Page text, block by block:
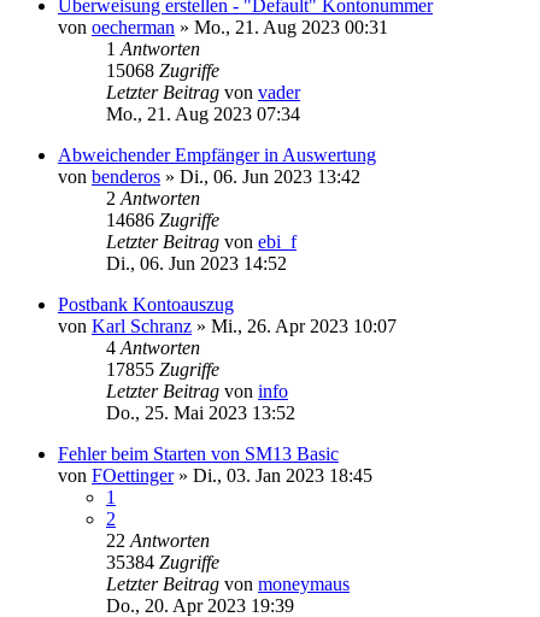
Überweisung erstellen - "Default" Kontonummer
von oecherman » Mo., 21. Aug 2023 00:31
1 Antworten
15068 Zugriffe
Letzter Beitrag von vader
Mo., 21. Aug 2023 07:34
Abweichender Empfänger in Auswertung
von benderos » Di., 06. Jun 2023 13:42
2 Antworten
14686 Zugriffe
Letzter Beitrag von ebi_f
Di., 06. Jun 2023 14:52
Postbank Kontoauszug
von Karl Schranz » Mi., 26. Apr 2023 10:07
4 Antworten
17855 Zugriffe
Letzter Beitrag von info
Do., 25. Mai 2023 13:52
Fehler beim Starten von SM13 Basic
von FOettinger» Di., 03. Jan 2023 18:45
1
2
22 Antworten
35384 Zugriffe
Letzter Beitrag von moneymaus
Do., 20. Apr 2023 19:39